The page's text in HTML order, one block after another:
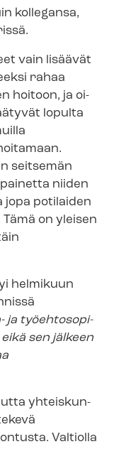
kollegansa,
vain lisäävät
rahaa
hoitoon, ja oi­
lopulta
seitsemän
niiden
jopa potilaiden
on yleisen
helmikuun
ja työ­eh­to­so­pi­
sen jälkeen
yh­teis­kun­
Valtiolla